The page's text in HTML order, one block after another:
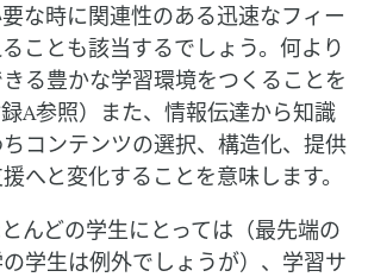
な時に関連性のある迅速なフィー
ことも該当するでしょう。何より
る豊かな学習環境をつくることを
A参照）また、情報伝達から知識
コンテンツの選択、構造化、提供
へと変化することを意味します。
んどの学生にとっては（最先端の
学生は例外でしょうが）、学習サ